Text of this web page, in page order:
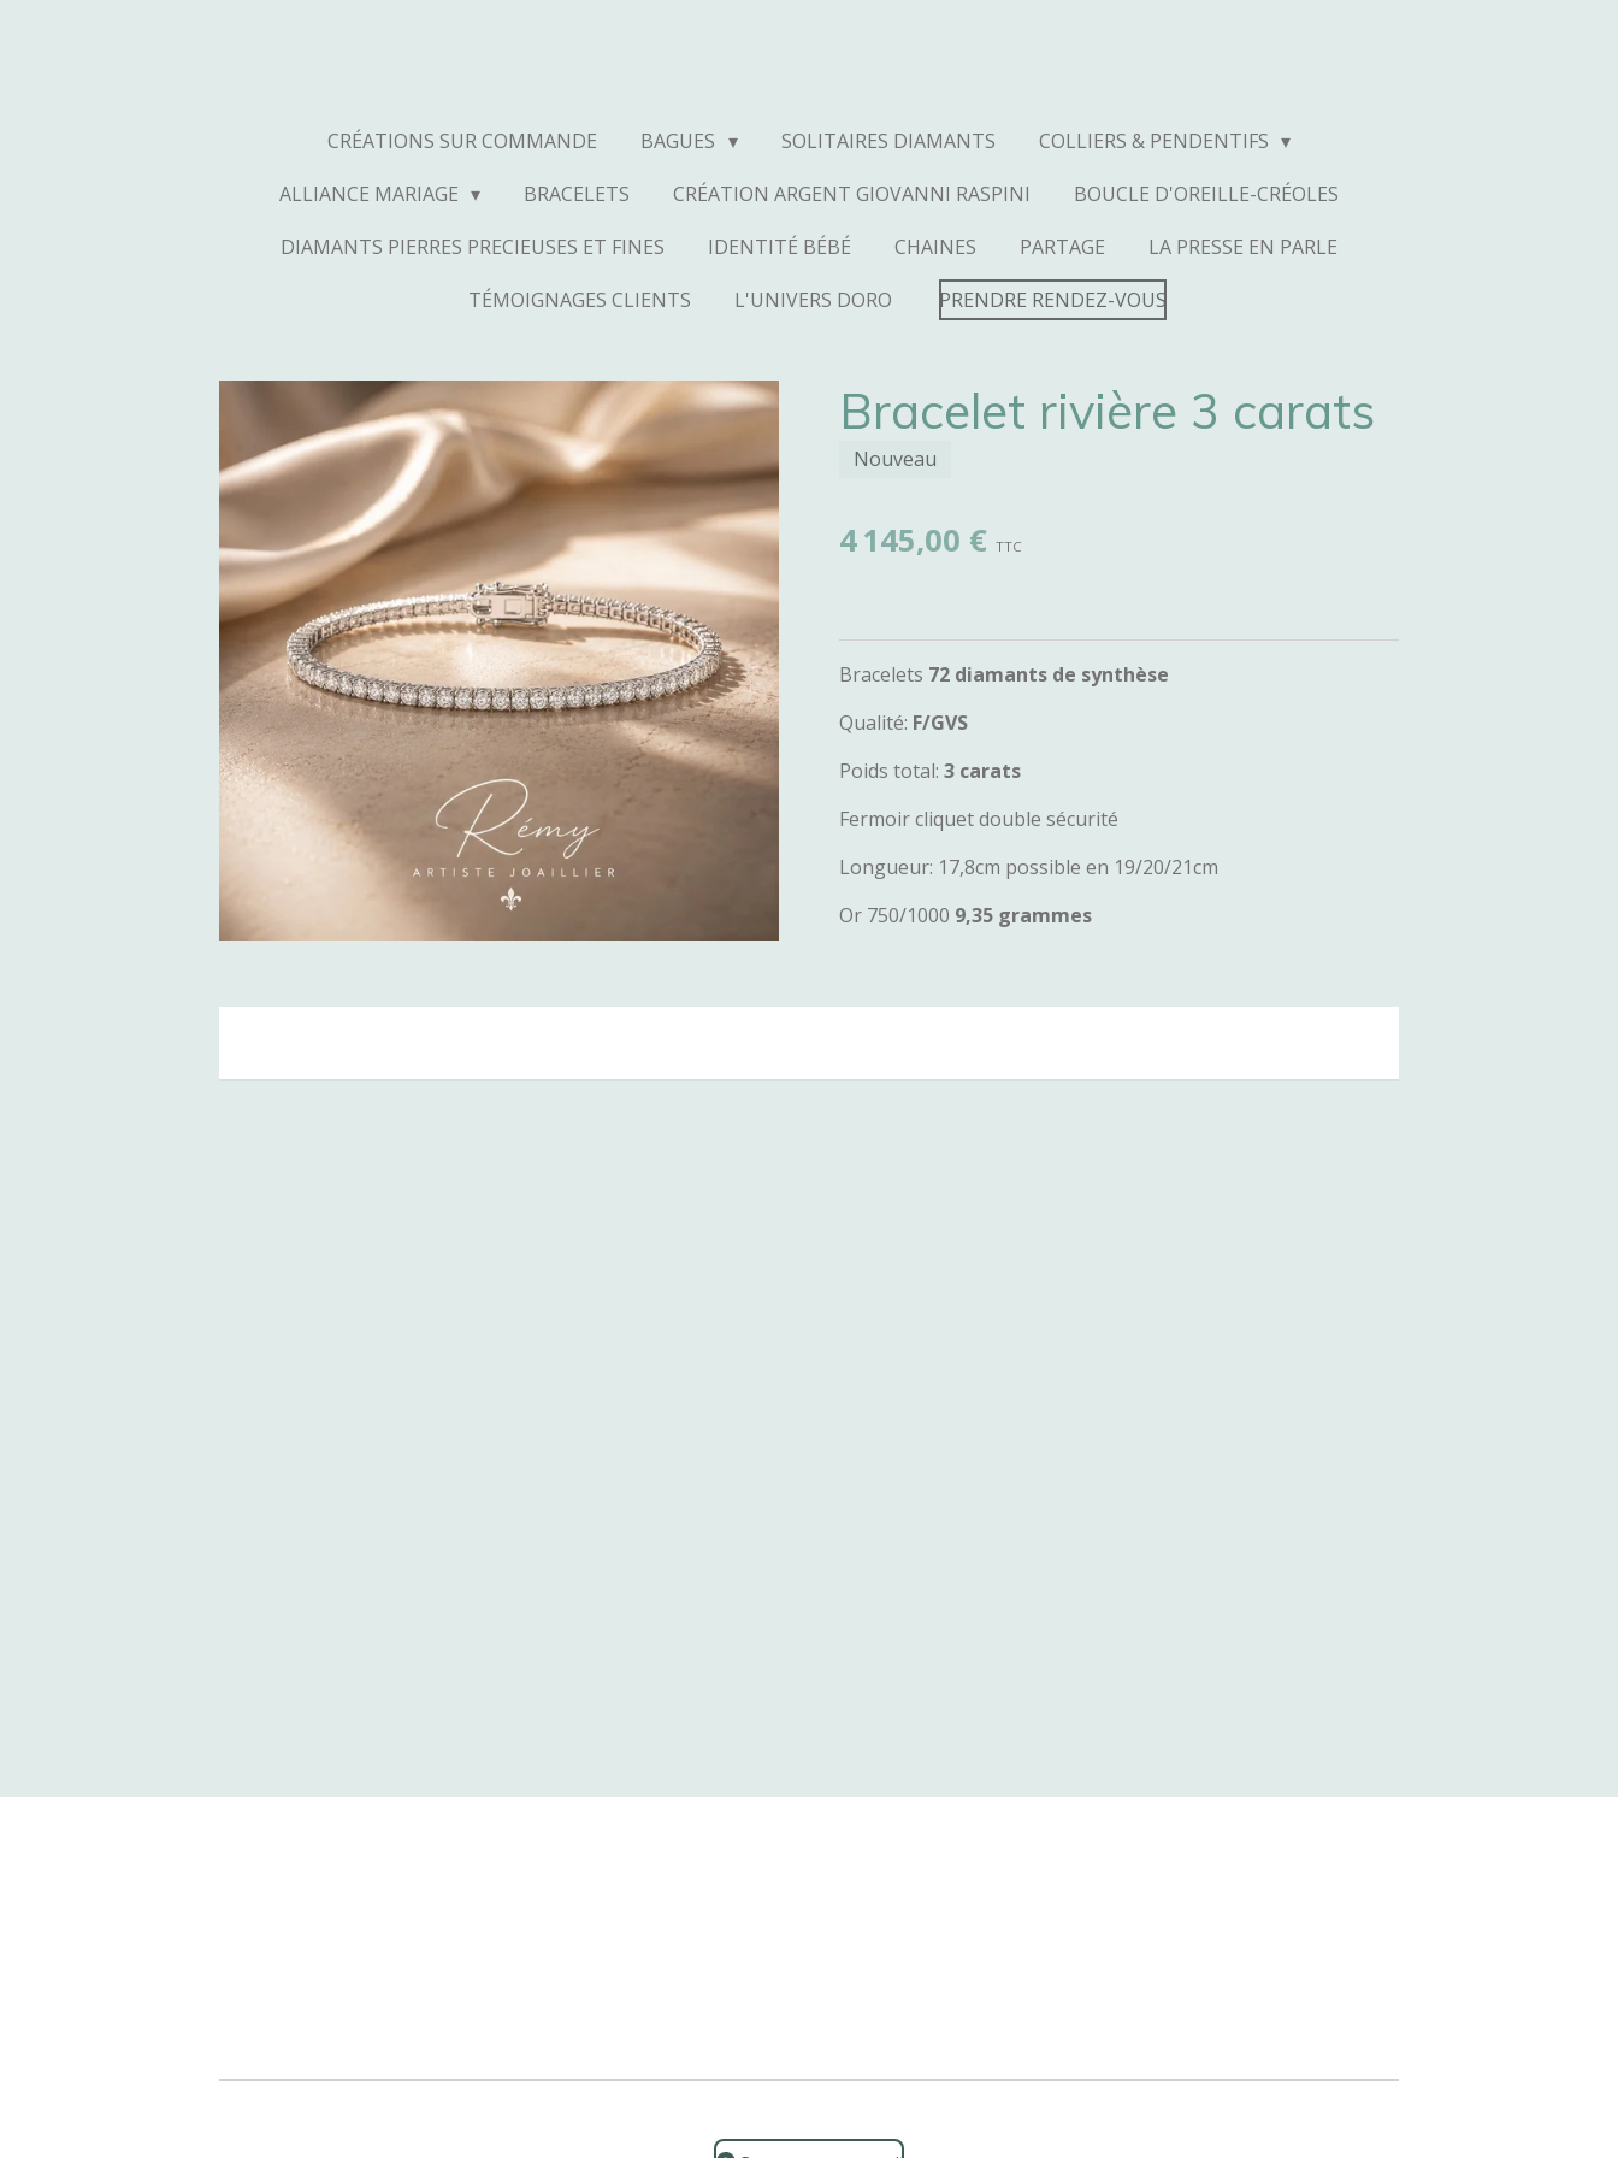
CRÉATIONS SUR COMMANDE BAGUES SOLITAIRES DIAMANTS
COLLIERS & PENDENTIFS
ALLIANCE MARIAGE
BRACELETS CRÉATION ARGENT GIOVANNI RASPINI
BOUCLE D'OREILLE-CRÉOLES
DIAMANTS PIERRES PRECIEUSES ET FINES
IDENTITÉ BÉBÉ CHAINES PARTAGE
LA PRESSE EN PARLE
TÉMOIGNAGES CLIENTS
L'UNIVERS DORO PRENDRE RENDEZ-VOUS
Bracelet rivière 3 carats
Nouveau
4 145,00 €
Bracelets 72 diamants de synthèse
Qualité: F/GVS
Poids total: 3 carats
Fermoir cliquet double sécurité
Longueur: 17,8cm possible en 19/20/21cm
Or 750/1000 9,35 grammes